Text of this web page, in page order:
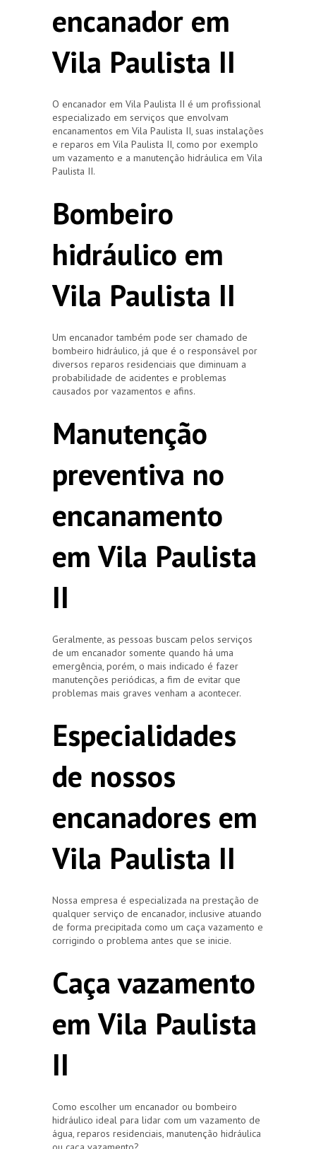
encanador em
Vila Paulista II
O encanador em Vila Paulista II é um profissional
especializado em serviços que envolvam
encanamentos em Vila Paulista II, suas instalações
e reparos em Vila Paulista II, como por exemplo
um vazamento e a manutenção hidráulica em Vila
Paulista II.
Bombeiro
hidráulico em
Vila Paulista II
Um encanador também pode ser chamado de
bombeiro hidráulico, já que é o responsável por
diversos reparos residenciais que diminuam a
probabilidade de acidentes e problemas
causados por vazamentos e afins.
Manutenção
preventiva no
encanamento
em Vila Paulista
II
Geralmente, as pessoas buscam pelos serviços
de um encanador somente quando há uma
emergência, porém, o mais indicado é fazer
manutenções periódicas, a fim de evitar que
problemas mais graves venham a acontecer.
Especialidades
de nossos
encanadores em
Vila Paulista II
Nossa empresa é especializada na prestação de
qualquer serviço de encanador, inclusive atuando
de forma precipitada como um caça vazamento e
corrigindo o problema antes que se inicie.
Caça vazamento
em Vila Paulista
II
Como escolher um encanador ou bombeiro
hidráulico ideal para lidar com um vazamento de
água, reparos residenciais, manutenção hidráulica